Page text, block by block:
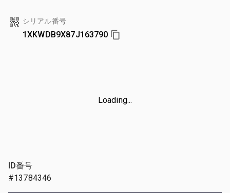
シリアル番号
1XKWDB9X87J163790
Loading...
ID番号
#13784346